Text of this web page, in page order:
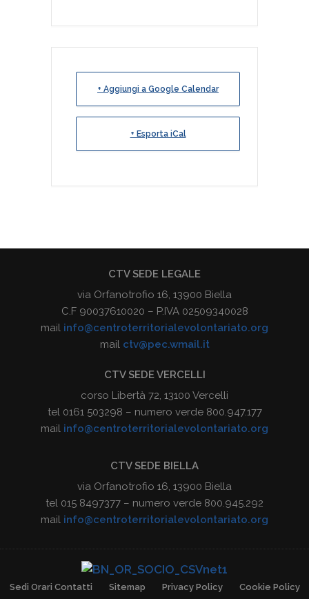
+ Aggiungi a Google Calendar
+ Esporta iCal
CTV SEDE LEGALE
via Orfanotrofio 16, 13900 Biella
C.F 90037610020 – P.IVA 02509340028
mail info@centroterritorialevolontariato.org
mail ctv@pec.wmail.it
CTV SEDE VERCELLI
corso Libertà 72, 13100 Vercelli
tel 0161 503298 – numero verde 800.947.177
mail info@centroterritorialevolontariato.org
CTV SEDE BIELLA
via Orfanotrofio 16, 13900 Biella
tel 015 8497377 – numero verde 800.945.292
mail info@centroterritorialevolontariato.org
Sedi Orari Contatti Sitemap Privacy Policy Cookie Policy